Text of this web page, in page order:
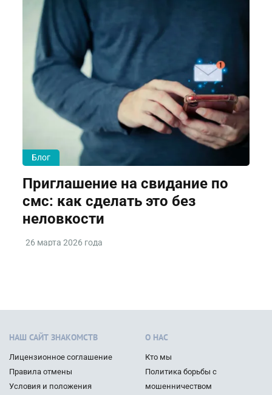
Блог
Приглашение на свидание по
смс: как сделать это без
неловкости
26 марта 2026 года
НАШ САЙТ ЗНАКОМСТВ
Лицензионное соглашение
Правила отмены
Условия и положения
О НАС
Кто мы
Политика борьбы с
мошенничеством